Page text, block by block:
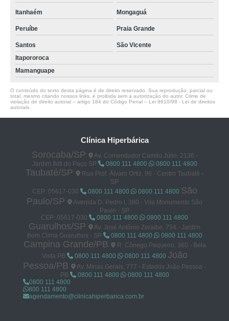
Itanhaém Mongaguá
Peruíbe Praia Grande
Santos
São Vicente
Itapororoca
Mamanguape
O conteúdo do texto desta página é de direito reservado. Sua reprodução, parcial ou
total, mesmo citando nossos links, é proibida sem a autorização do autor. Crime de
violação de direito autoral – artigo 184 do Código Penal – Lei 9610/98 - Lei de direitos
autorais
Clínica Hiperbárica
Sorocaba/SP
Av. Comendador Camilo Júlio, 2136 -
Jardim Ibiti do Paço SP
0800 111 4800 0800 111 4800
Taubaté/SP
Rua Prof. Álvaro Ortiz, 98 - Centro Taubaté -
SP
CEP: 05617-030
0800 111 4800 0800 111 4800 São
Paulo/SP
Avenida D. Pedro I, 380 - Vila Monumento São
Paulo - SP
CEP: 05617-030
0800 111 4800 0800 111 4800
Guarulhos/SP
Av. José Antônio Zeraibe, 754 - Jardim
Bom Clima Guarulhos - SP
0800 111 4800 0800 111 4800
Campina Grande/PB
R. Cônego Pequeno, 360 - Bela
Vista PB
0800 111 4800 0800 111 4800 João
Pessoa/PB
Av. Minas Gerais, 777 - Estados João Pessoa -
PB
0800 111 4800
0800 111 4800
0800 111 4800
800 111 4800
agendamento@clinicahiperbarica.com.br